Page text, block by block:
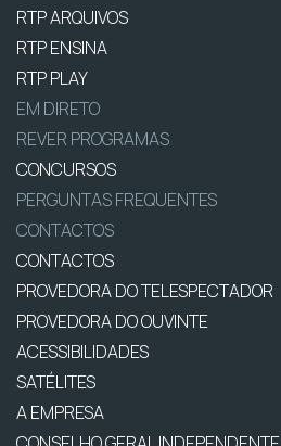
RTP ARQUIVOS
RTP ENSINA
RTP PLAY
EM DIRETO
REVER PROGRAMAS
CONCURSOS
PERGUNTAS FREQUENTES
CONTACTOS
CONTACTOS
PROVEDORA DO TELESPECTADOR
PROVEDORA DO OUVINTE
ACESSIBILIDADES
SATÉLITES
A EMPRESA